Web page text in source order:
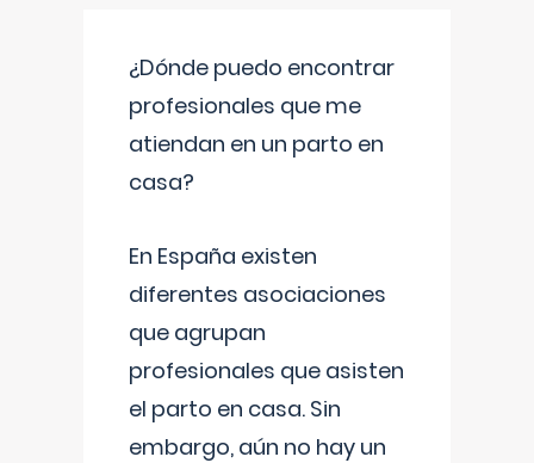
¿Dónde puedo encontrar
profesionales que me
atiendan en un parto en
casa?
En España existen
diferentes asociaciones
que agrupan
profesionales que asisten
el parto en casa. Sin
embargo, aún no hay un